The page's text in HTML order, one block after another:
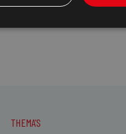
THEMA'S